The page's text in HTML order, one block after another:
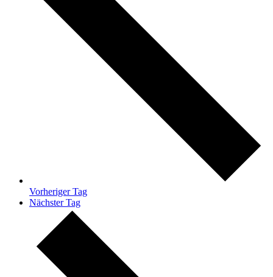
Vorheriger Tag
Nächster Tag